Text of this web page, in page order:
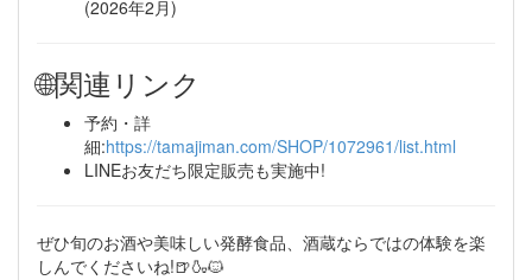
(2026年2月)
🌐関連リンク
予約・詳
細:https://tamajiman.com/SHOP/1072961/list.html
LINEお友だち限定販売も実施中!
ぜひ旬のお酒や美味しい発酵食品、酒蔵ならではの体験を楽
しんでくださいね!🍺🍶🐱